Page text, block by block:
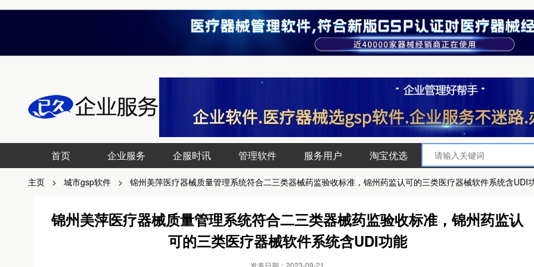
首页 企业服务 企服时讯 管理软件 服务用户 淘宝优选
主页 > 城市gsp软件 > 锦州美萍医疗器械质量管理系统符合二三类器械药监验收标准，锦州药监认可的三类医疗器械软件系统含UDI
锦州美萍医疗器械质量管理系统符合二三类器械药监验收标准，锦州药监认
可的三类医疗器械软件系统含UDI功能
发表日期：2023-09-21